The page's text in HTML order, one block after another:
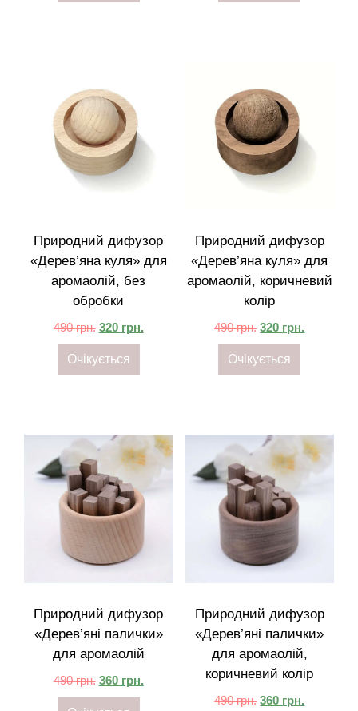
Природний дифузор
«Дерев’яна куля» для
аромаолій, без
обробки
490грн. 320 грн.
Очікується
Природний дифузор
«Дерев’яна куля» для
аромаолій, коричневий
колір
490грн. 320 грн.
Очікується
Природний дифузор
«Дерев’яні палички»
для аромаолій
490грн. 360 грн.
Природний дифузор
«Дерев’яні палички»
для аромаолій,
коричневий колір
490грн. 360 грн.